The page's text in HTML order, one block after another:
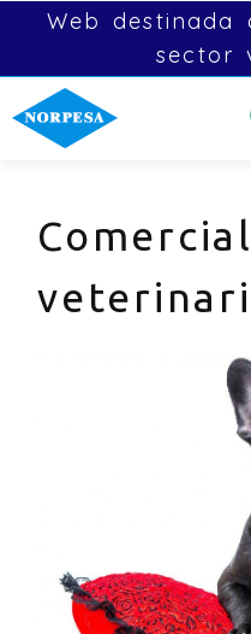
Web destinada
sector